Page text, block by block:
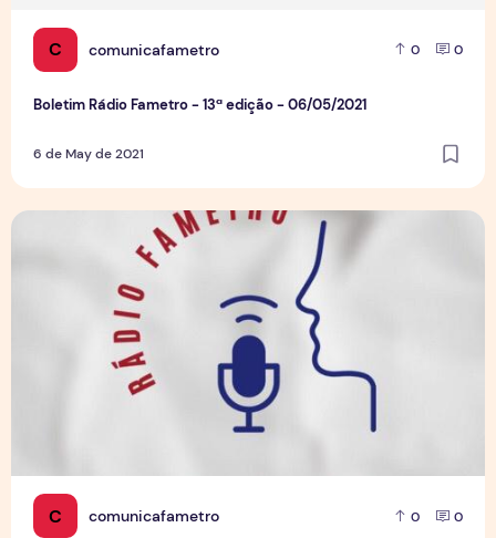
C comunicafametro 0 0
Boletim Rádio Fametro - 13ª edição - 06/05/2021
6 de May de 2021
C comunicafametro 0 0
Boletim Rádio Fametro - 12ª edição - 29/04/2021